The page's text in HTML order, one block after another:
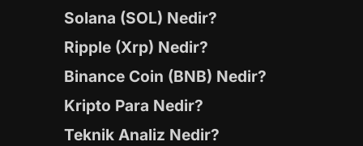
Solana (SOL) Nedir?
Ripple (Xrp) Nedir?
Binance Coin (BNB) Nedir?
Kripto Para Nedir?
Teknik Analiz Nedir?